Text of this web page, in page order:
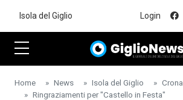
Isola del Giglio Login
Home News Isola del Giglio
Ringraziamenti per "Castello in Festa"